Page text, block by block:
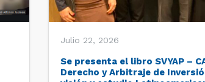
Julio 22, 2026
Se presenta el libro SVYAP –
Derecho y Arbitraje de